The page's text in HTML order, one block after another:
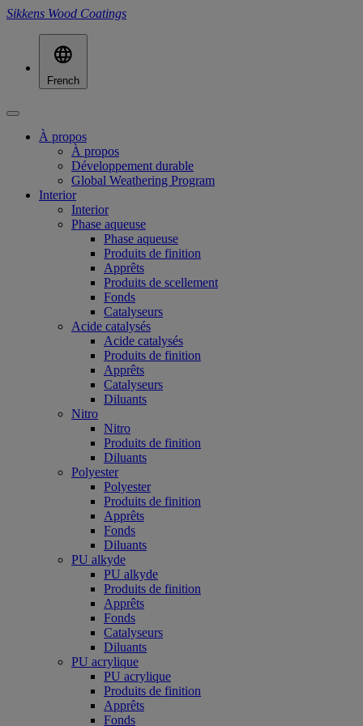
Sikkens Wood Coatings
French
À propos
À propos
Développement durable
Global Weathering Program
Interior
Interior
Phase aqueuse
Phase aqueuse
Produits de finition
Apprêts
Produits de scellement
Fonds
Catalyseurs
Acide catalysés
Acide catalysés
Produits de finition
Apprêts
Catalyseurs
Diluants
Nitro
Nitro
Produits de finition
Diluants
Polyester
Polyester
Produits de finition
Apprêts
Fonds
Diluants
PU alkyde
PU alkyde
Produits de finition
Apprêts
Fonds
Catalyseurs
Diluants
PU acrylique
PU acrylique
Produits de finition
Apprêts
Fonds